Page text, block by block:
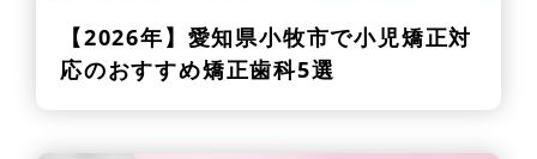
【2026年】 愛知県小牧市で小児矯正対
応のおすすめ矯正歯科5選